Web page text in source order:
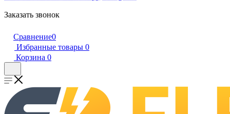
Заказать звонок
Сравнение0
Избранные товары 0
Корзина 0